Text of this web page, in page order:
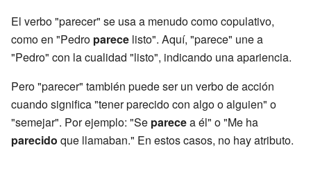
El verbo "parecer" se usa a menudo como copulativo,
como en "Pedro parece listo". Aquí, "parece" une a
"Pedro" con la cualidad "listo", indicando una apariencia.
Pero "parecer" también puede ser un verbo de acción
cuando significa "tener parecido con algo o alguien" o
"semejar". Por ejemplo: "Se parecea él" o "Me ha
parecido que llamaban." En estos casos, no hay atributo.